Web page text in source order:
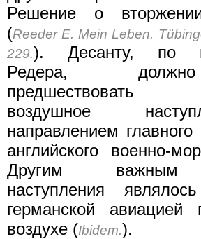
Решение о
(Reeder E. Mein Leben.
229.). Десанту, по
Редера,
предшествовать
воздушное
направлением
английского военно-
Другим важным
наступления
германской авиацией
воздухе (Ibidem.).